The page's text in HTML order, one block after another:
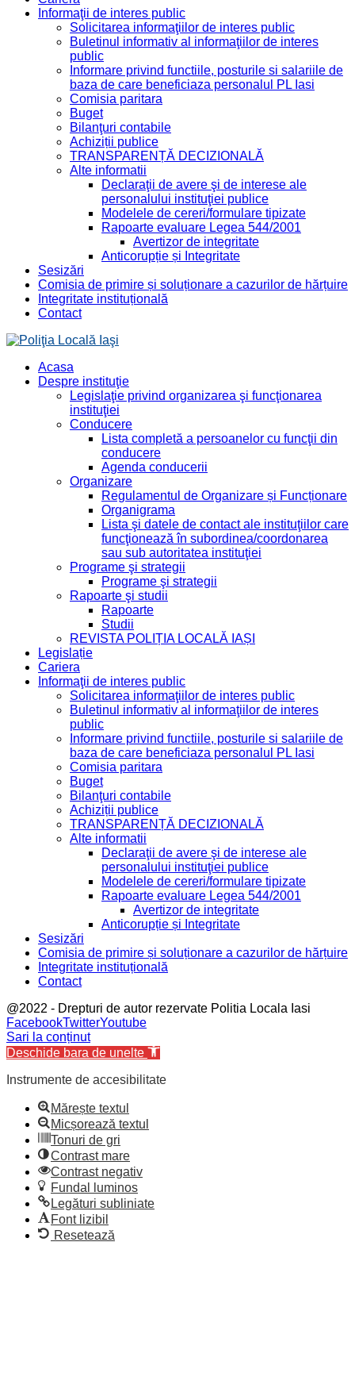
Informaţii de interes public
Solicitarea informaţiilor de interes public
Buletinul informativ al informaţiilor de interes
public
Informare privind functiile, posturile si salariile de
baza de care beneficiaza personalul PL Iasi
Comisia paritara
Buget
Bilanţuri contabile
Achiziții publice
TRANSPARENȚĂ DECIZIONALĂ
Alte informatii
Declaraţii de avere şi de interese ale
personalului instituţiei publice
Modelele de cereri/formulare tipizate
Rapoarte evaluare Legea 544/2001
Avertizor de integritate
Anticorupție și Integritate
Sesizări
Comisia de primire și soluționare a cazurilor de hărțuire
Integritate instituțională
Contact
Acasa
Despre instituţie
Legislaţie privind organizarea şi funcţionarea
instituţiei
Conducere
Lista completă a persoanelor cu funcţii din
conducere
Agenda conducerii
Organizare
Regulamentul de Organizare și Funcționare
Organigrama
Lista şi datele de contact ale instituţiilor care
funcţionează în subordinea/coordonarea
sau sub autoritatea instituţiei
Programe şi strategii
Programe şi strategii
Rapoarte şi studii
Rapoarte
Studii
REVISTA POLIȚIA LOCALĂ IAȘI
Legislație
Cariera
Informaţii de interes public
Solicitarea informaţiilor de interes public
Buletinul informativ al informaţiilor de interes
public
Informare privind functiile, posturile si salariile de
baza de care beneficiaza personalul PL Iasi
Comisia paritara
Buget
Bilanţuri contabile
Achiziții publice
TRANSPARENȚĂ DECIZIONALĂ
Alte informatii
Declaraţii de avere şi de interese ale
personalului instituţiei publice
Modelele de cereri/formulare tipizate
Rapoarte evaluare Legea 544/2001
Avertizor de integritate
Anticorupție și Integritate
Sesizări
Comisia de primire și soluționare a cazurilor de hărțuire
Integritate instituțională
Contact
@2022 - Drepturi de autor rezervate Politia Locala Iasi
FacebookTwitterYoutube
Sari la conținut
Deschide bara de unelte
Instrumente de accesibilitate
Mărește textul
Micșorează textul
Tonuri de gri
Contrast mare
Contrast negativ
Fundal luminos
Legături subliniate
Font lizibil
Resetează